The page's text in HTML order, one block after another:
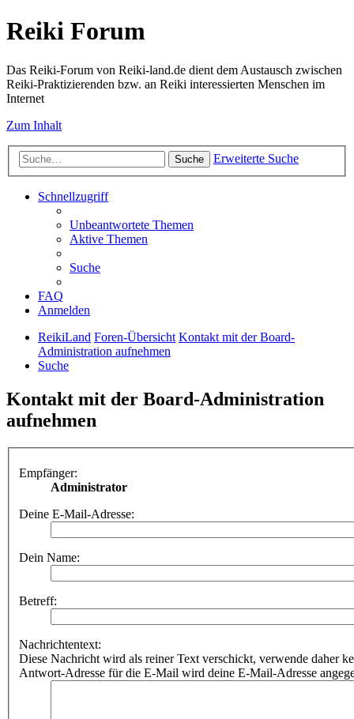
Reiki Forum
Das Reiki-Forum von Reiki-land.de dient dem Austausch zwischen
Reiki-Praktizierenden bzw. an Reiki interessierten Menschen im
Internet
Zum Inhalt
Suche Erweiterte Suche
Schnellzugriff
Unbeantwortete Themen
Aktive Themen
Suche
FAQ
Anmelden
ReikiLand Foren-Übersicht Kontakt mit der Board-
Administration aufnehmen
Suche
Kontakt mit der Board-Administration
aufnehmen
Empfänger:
Administrator
Deine E-Mail-Adresse:
Dein Name:
Betreff:
Nachrichtentext:
Diese Nachricht wird als reiner Text verschickt, verwende daher
Antwort-Adresse für die E-Mail wird deine E-Mail-Adresse